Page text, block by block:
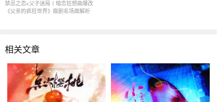
禁忌之恋x父子迷局丨暗恋狂想曲爆改
《父亲的疯狂世界》腐剧名场面解析
相关文章